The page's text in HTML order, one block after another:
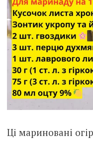
Ці мариновані